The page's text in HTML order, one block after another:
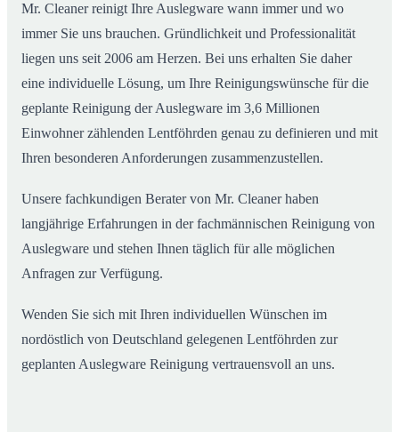
Mr. Cleaner reinigt Ihre Auslegware wann immer und wo
immer Sie uns brauchen. Gründlichkeit und Professionalität
liegen uns seit 2006 am Herzen. Bei uns erhalten Sie daher
eine individuelle Lösung, um Ihre Reinigungswünsche für die
geplante Reinigung der Auslegware im 3,6 Millionen
Einwohner zählenden Lentföhrden genau zu definieren und mit
Ihren besonderen Anforderungen zusammenzustellen.
Unsere fachkundigen Berater von Mr. Cleaner haben
langjährige Erfahrungen in der fachmännischen Reinigung von
Auslegware und stehen Ihnen täglich für alle möglichen
Anfragen zur Verfügung.
Wenden Sie sich mit Ihren individuellen Wünschen im
nordöstlich von Deutschland gelegenen Lentföhrden zur
geplanten Auslegware Reinigung vertrauensvoll an uns.